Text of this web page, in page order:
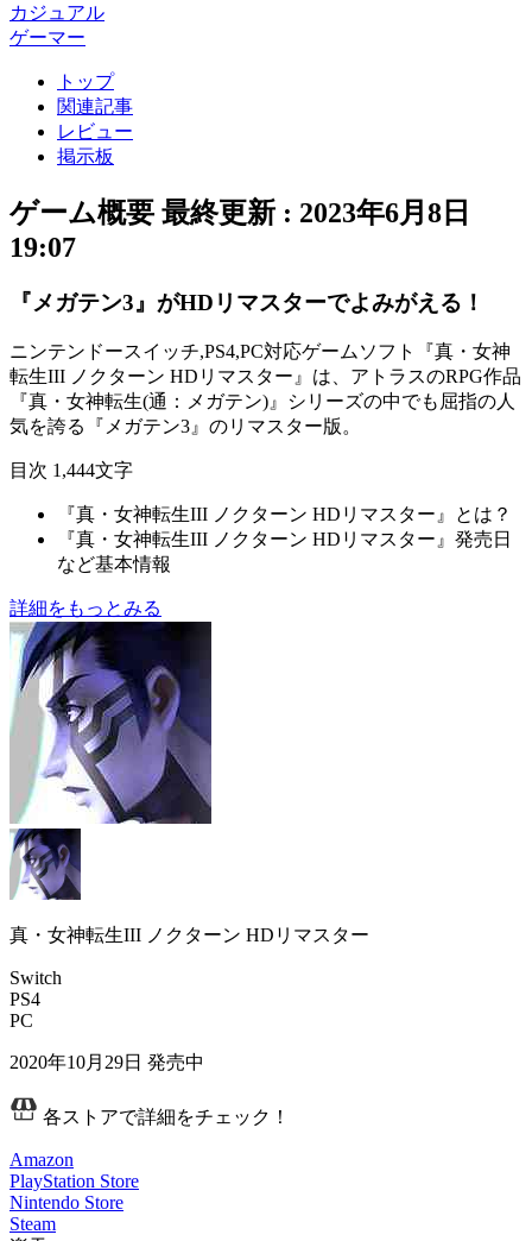
カジュアル
ゲーマー
トップ
関連記事
レビュー
掲示板
ゲーム概要 最終更新 : 2023年6月8日
19:07
『メガテン3』がHDリマスターでよみがえる！
ニンテンドースイッチ,PS4,PC対応ゲームソフト『真・女神
転生III ノクターン HDリマスター』は、アトラスのRPG作品
『真・女神転生(通：メガテン)』シリーズの中でも屈指の人
気を誇る『メガテン3』のリマスター版。
目次 1,444文字
『真・女神転生III ノクターン HDリマスター』とは？
『真・女神転生III ノクターン HDリマスター』発売日
など基本情報
詳細をもっとみる
真・女神転生III ノクターン HDリマスター
Switch
PS4
PC
2020年10月29日 発売中
各ストアで詳細をチェック！
Amazon
PlayStation Store
Nintendo Store
Steam